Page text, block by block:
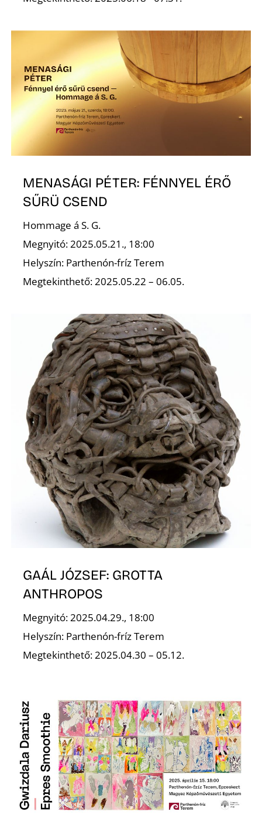
MENASÁGI PÉTER: FÉNNYEL ÉRŐ
SŰRÜ CSEND
Hommage á S. G.
Megnyitó: 2025.05.21., 18:00
Helyszín: Parthenón-fríz Terem
Megtekinthető: 2025.05.22 – 06.05.
GAÁL JÓZSEF: GROTTA
ANTHROPOS
Megnyitó: 2025.04.29., 18:00
Helyszín: Parthenón-fríz Terem
Megtekinthető: 2025.04.30 – 05.12.